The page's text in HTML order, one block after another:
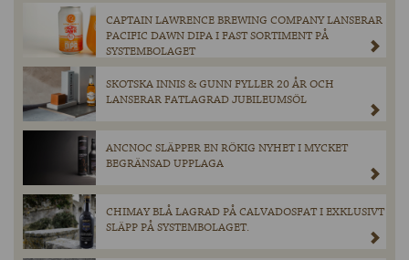
CAPTAIN LAWRENCE BREWING COMPANY LANSERAR
PACIFIC DAWN DIPA I FAST SORTIMENT PÅ
SYSTEMBOLAGET
SKOTSKA INNIS & GUNN FYLLER 20 ÅR OCH
LANSERAR FATLAGRAD JUBILEUMSÖL
ANCNOC SLÄPPER EN RÖKIG NYHET I MYCKET
BEGRÄNSAD UPPLAGA
CHIMAY BLÅ LAGRAD PÅ CALVADOSFAT I EXKLUSIVT
SLÄPP PÅ SYSTEMBOLAGET.